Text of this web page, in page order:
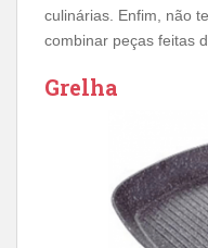
culinárias. Enfim, não
combinar peças feitas
Grelha